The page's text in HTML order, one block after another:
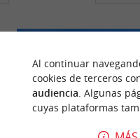
Al continuar
cookies de terceros
audiencia . Algunas
cuyas plataformas